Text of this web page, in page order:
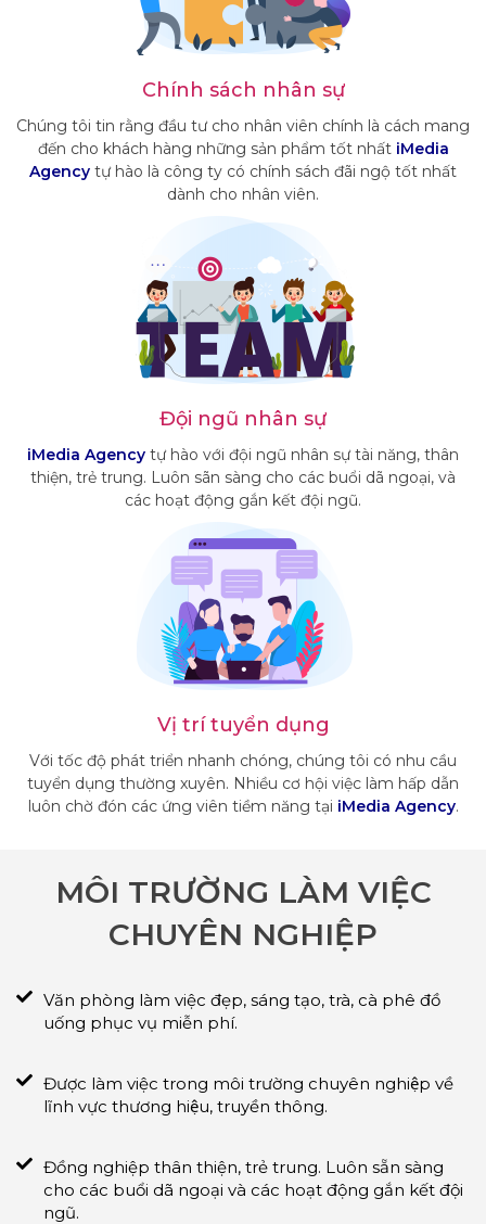
Chính sách nhân sự
Chúng tôi tin rằng đầu tư cho nhân viên chính là cách mang
đến cho khách hàng những sản phẩm tốt nhất iMedia
Agency tự hào là công ty có chính sách đãi ngộ tốt nhất
dành cho nhân viên.
Đội ngũ nhân sự
iMedia Agency tự hào với đội ngũ nhân sự tài năng, thân
thiện, trẻ trung. Luôn sãn sàng cho các buổi dã ngoại, và
các hoạt động gắn kết đội ngũ.
Vị trí tuyển dụng
Với tốc độ phát triển nhanh chóng, chúng tôi có nhu cầu
tuyển dụng thường xuyên. Nhiều cơ hội việc làm hấp dẫn
luôn chờ đón các ứng viên tiềm năng tại iMedia Agency.
MÔI TRƯỜNG LÀM VIỆC
CHUYÊN NGHIỆP
Văn phòng làm việc đẹp, sáng tạo, trà, cà phê đồ
uống phục vụ miễn phí.
Được làm việc trong môi trường chuyên nghiệp về
lĩnh vực thương hiệu, truyền thông.
Đồng nghiệp thân thiện, trẻ trung. Luôn sẵn sàng
cho các buổi dã ngoại và các hoạt động gắn kết đội
ngũ.